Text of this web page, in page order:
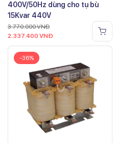
400V/50Hz dùng cho tụ bù
15Kvar 440V
3.770.000VNĐ
2.337.400 VNĐ
-36%